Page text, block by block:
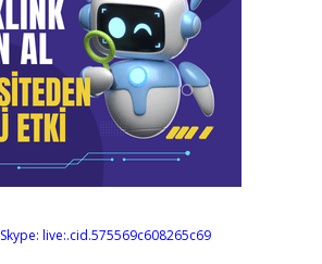
Skype: live:.cid.575569c608265c69